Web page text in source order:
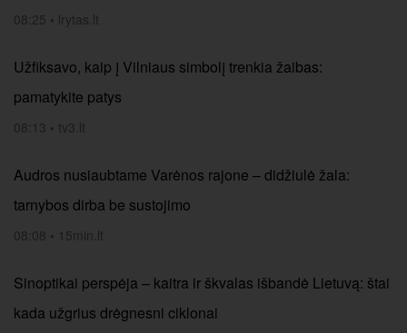
08:25 • lrytas.lt
Užfiksavo, kaip į Vilniaus simbolį trenkia žaibas:
pamatykite patys
08:13 • tv3.lt
Audros nusiaubtame Varėnos rajone – didžiulė žala:
tarnybos dirba be sustojimo
08:08 • 15min.lt
Sinoptikai perspėja – kaitra ir škvalas išbandė Lietuvą: štai
kada užgrius drėgnesni ciklonai